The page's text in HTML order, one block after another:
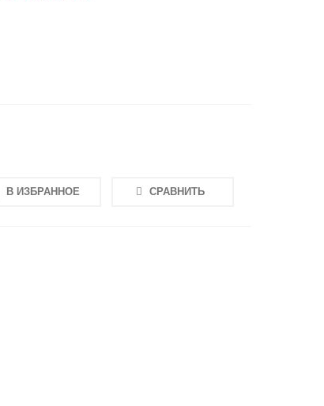
В ИЗБРАННОЕ СРАВНИТЬ